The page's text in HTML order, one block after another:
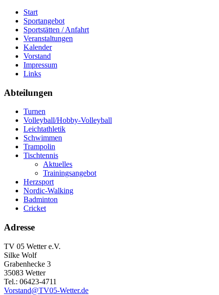
Start
Sportangebot
Sportstätten / Anfahrt
Veranstaltungen
Kalender
Vorstand
Impressum
Links
Abteilungen
Turnen
Volleyball/Hobby-Volleyball
Leichtathletik
Schwimmen
Trampolin
Tischtennis
Aktuelles
Trainingsangebot
Herzsport
Nordic-Walking
Badminton
Cricket
Adresse
TV 05 Wetter e.V.
Silke Wolf
Grabenhecke 3
35083 Wetter
Tel.: 06423-4711
Vorstand@TV05-Wetter.de